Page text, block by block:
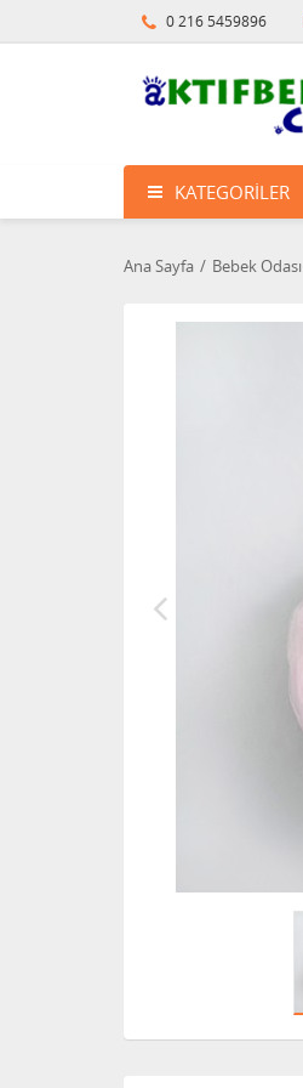
0 216 5459896
KATEGORILER
Ana Sayfa Bebek Odası